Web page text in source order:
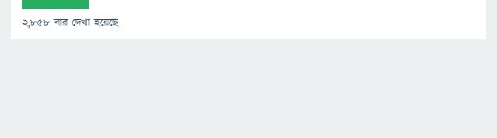
2,858 বার দেখা হয়েছে